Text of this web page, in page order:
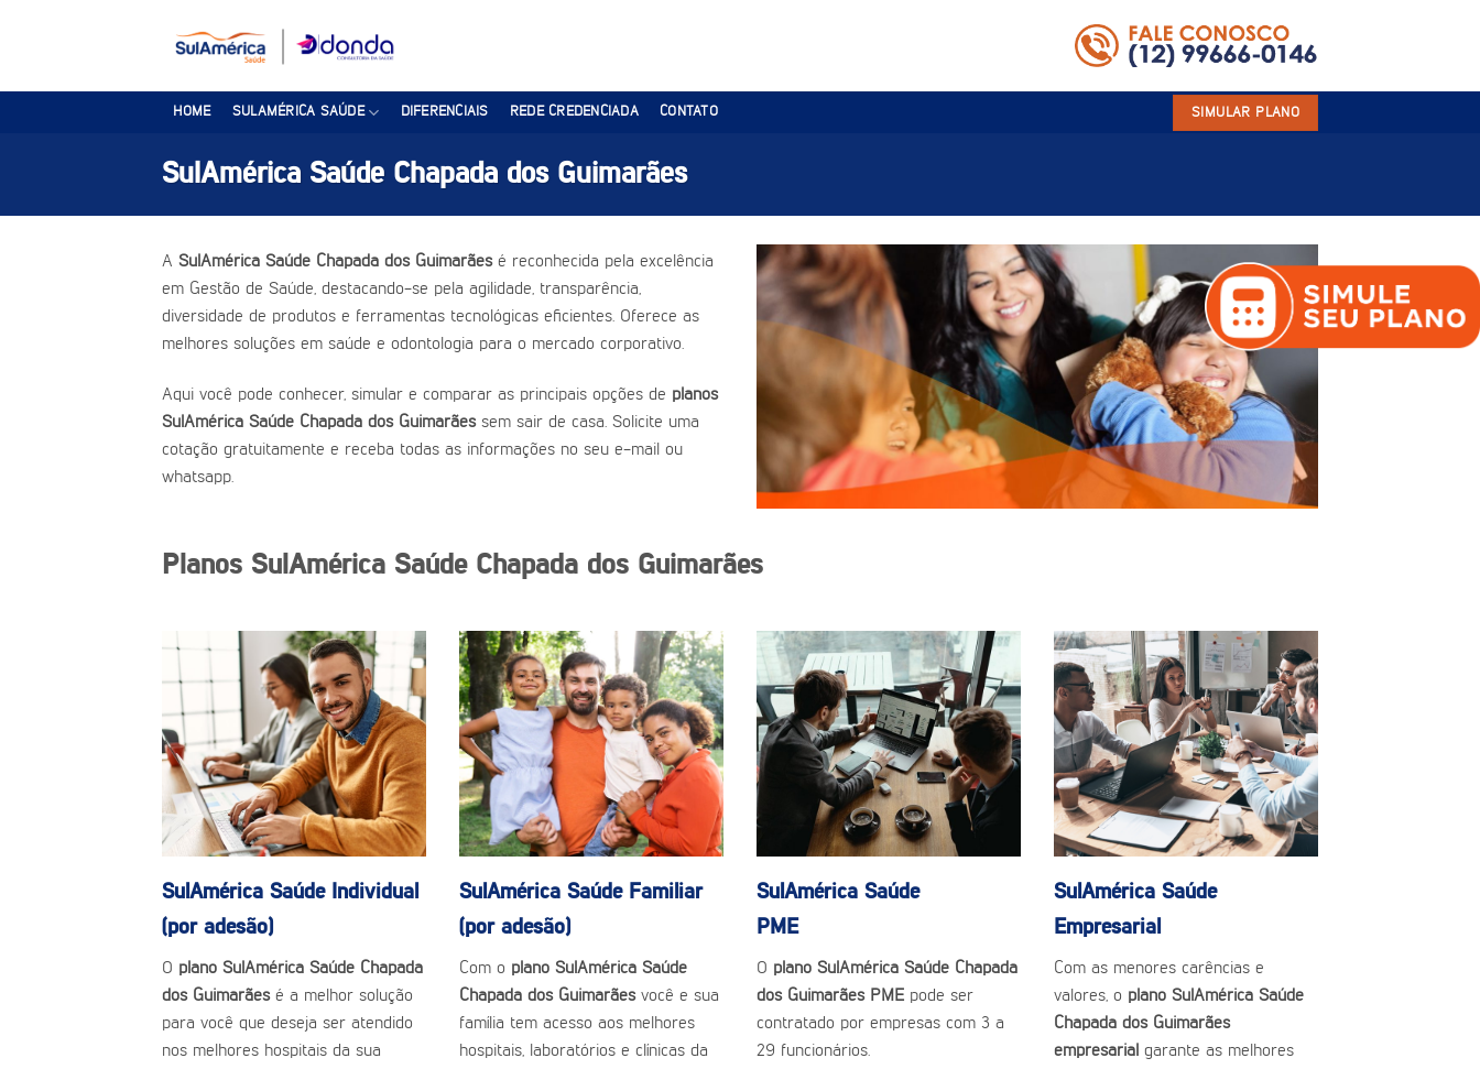
HOME SULAMÉRICA SAÚDE DIFERENCIAIS REDE CREDENCIADA CONTATO SIMULAR PLANO
SulAmérica Saúde Chapada dos Guimarães
A SulAmérica Saúde Chapada dos Guimarãesé reconhecida pela excelência
em Gestão de Saúde, destacando-se pela agilidade, transparência,
diversidade de produtos e ferramentas tecnológicas eficientes. Oferece as
melhores soluções em saúde e odontologia para o mercado corporativo.
Aqui você pode conhecer, simular e comparar as principais opções de planos
SulAmérica Saúde Chapada dos Guimarães sem sair de casa. Solicite uma
cotação gratuitamente e receba todas as informações no seu e-mail ou
whatsapp.
Planos SulAmérica Saúde Chapada dos Guimarães
SulAmérica Saúde Individual
(por adesão)
O plano SulAmérica Saúde Chapada
dos Guimarãesé a melhor solução
para você que deseja ser atendido
nos melhores hospitais da sua
SulAmérica Saúde Familiar
(por adesão)
Com o plano SulAmérica Saúde
Chapada dos Guimarães você e sua
família tem acesso aos melhores
hospitais, laboratórios e clínicas da
SulAmérica Saúde
PME
O plano SulAmérica Saúde Chapada
dos Guimarães PME pode ser
contratado por empresas com 3 a
29 funcionários.
SulAmérica Saúde
Empresarial
Com as menores carências e
valores, o plano SulAmérica Saúde
Chapada dos Guimarães
empresarial garante as melhores